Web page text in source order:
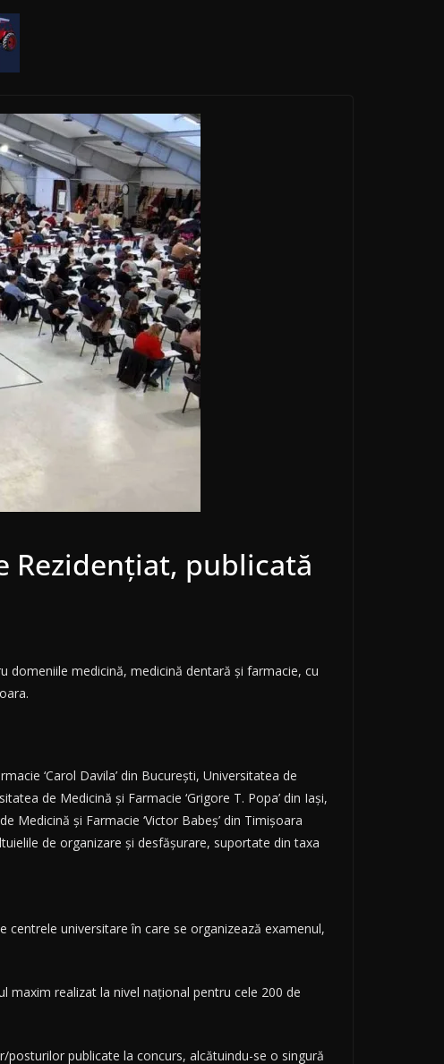
Rezidențiat, publicată
domeniile medicină, medicină dentară și farmacie, cu
‘Carol Davila’ din București, Universitatea de
de Medicină și Farmacie ‘Grigore T. Popa’ din Iași,
Medicină și Farmacie ‘Victor Babeș’ din Timișoara
de organizare și desfășurare, suportate din taxa
universitare în care se organizează examenul,
realizat la nivel național pentru cele 200 de
publicate la concurs, alcătuindu-se o singură